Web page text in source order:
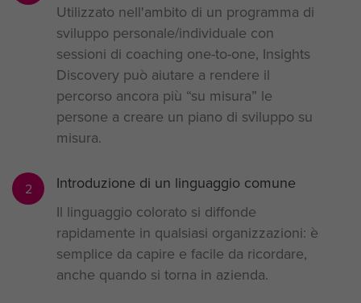
Utilizzato nell'ambito di un programma di
sviluppo personale/individuale con
sessioni di coaching one-to-one, Insights
Discovery può aiutare a rendere il
percorso ancora più “su misura” le
persone a creare un piano di sviluppo su
misura.
2
Introduzione di un linguaggio comune
Il linguaggio colorato si diffonde
rapidamente in qualsiasi organizzazioni: è
semplice da capire e facile da ricordare,
anche quando si torna in azienda.